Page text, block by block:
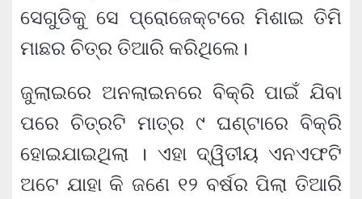
ସେଗୁଡିକୁ ସେ ପ୍ରୋଜେକ୍ଟରେ ମିଶାଇ ତିମି
ମାଛର ଚିତ୍ର ତିଆରି କରିଥିଲେ।
ଜୁଲାଇରେ ଅନଲାଇନରେ ବିକ୍ରି ପାଇଁ ଯିବା
ପରେ ଚିତ୍ରଟି ମାତ୍ର ୯ ଘଣ୍ଟାରେ ବିକ୍ରି
ହୋଇଯାଇଥିଲା । ଏହା ଦ୍ୱିତୀୟ ଏନଏଫଟି
ଅଟେ ଯାହା କି ଜଣେ ୧୨ ବର୍ଷର ପିଲା ତିଆରି